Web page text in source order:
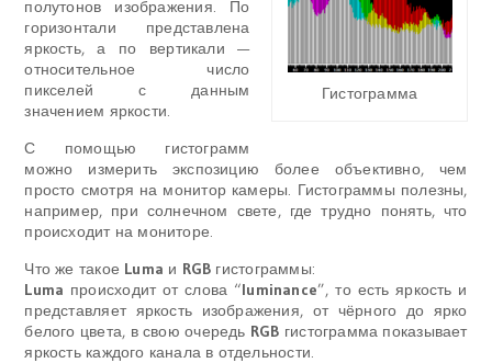
Гистограмма
полутонов изображения. По
горизонтали представлена
яркость, а по вертикали —
относительное число
пикселей с данным
значением яркости.
С помощью гистограмм
можно измерить экспозицию более объективно, чем
просто смотря на монитор камеры. Гистограммы полезны,
например, при солнечном свете, где трудно понять, что
происходит на мониторе.
Что же такое Luma и RGB гистограммы:
Luma происходит от слова “luminance”, то есть яркость и
представляет яркость изображения, от чёрного до ярко
белого цвета, в свою очередь RGB гистограмма показывает
яркость каждого канала в отдельности.